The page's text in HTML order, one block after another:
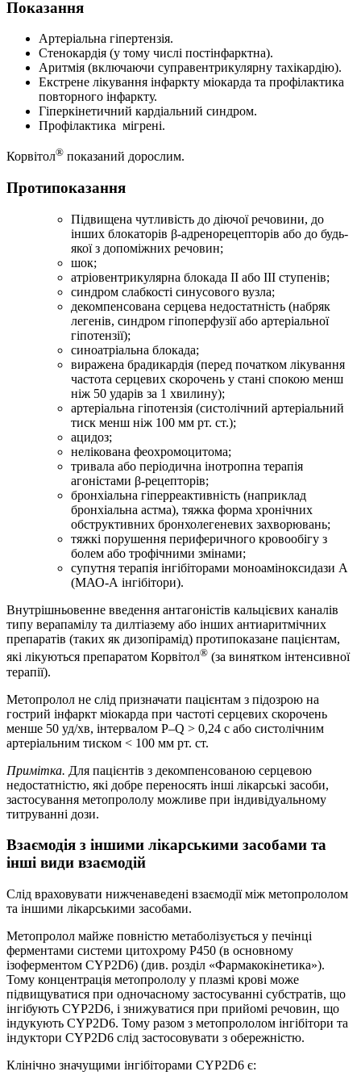
Показання
Артеріальна гіпертензія.
Стенокардія (у тому числі постінфарктна).
Аритмія (включаючи суправентрикулярну тахікардію).
Екстрене лікування інфаркту міокарда та профілактика
повторного інфаркту.
Гіперкінетичний кардіальний синдром.
Профілактика мігрені.
Корвітол® показаний дорослим.
Протипоказання
Підвищена чутливість до діючої речовини, до
інших блокаторів β-адренорецепторів або до будь-
якої з допоміжних речовин;
шок;
атріовентрикулярна блокада II або III ступенів;
синдром слабкості синусового вузла;
декомпенсована серцева недостатність (набряк
легенів, синдром гіпоперфузії або артеріальної
гіпотензії);
синоатріальна блокада;
виражена брадикардія (перед початком лікування
частота серцевих скорочень у стані спокою менш
ніж 50 ударів за 1 хвилину);
артеріальна гіпотензія (систолічний артеріальний
тиск менш ніж 100 мм рт. ст.);
ацидоз;
нелікована феохромоцитома;
тривала або періодична інотропна терапія
агоністами β-рецепторів;
бронхіальна гіперреактивність (наприклад
бронхіальна астма), тяжка форма хронічних
обструктивних бронхолегеневих захворювань;
тяжкі порушення периферичного кровообігу з
болем або трофічними змінами;
супутня терапія інгібіторами моноаміноксидази А
(МАО-А інгібітори).
Внутрішньовенне введення антагоністів кальцієвих каналів
типу верапамілу та дилтіазему або інших антиаритмічних
препаратів (таких як дизопірамід) протипоказане пацієнтам,
які лікуються препаратом Корвітол® (за винятком інтенсивної
терапії).
Метопролол не слід призначати пацієнтам з підозрою на
гострий інфаркт міокарда при частоті серцевих скорочень
менше 50 уд/хв, інтервалом P–Q > 0,24 c або систолічним
артеріальним тиском < 100 мм рт. ст.
Примітка. Для пацієнтів з декомпенсованою серцевою
недостатністю, які добре переносять інші лікарські засоби,
застосування метопрололу можливе при індивідуальному
титруванні дози.
Взаємодія з іншими лікарськими засобами та
інші види взаємодій
Слід враховувати нижченаведені взаємодії між метопрололом
та іншими лікарськими засобами.
Метопролол майже повністю метаболізується у печінці
ферментами системи цитохрому P450 (в основному
ізоферментом CYP2D6) (див. розділ «Фармакокінетика»).
Тому концентрація метопрололу у плазмі крові може
підвищуватися при одночасному застосуванні субстратів, що
інгібують CYP2D6, і знижуватися при прийомі речовин, що
індукують CYP2D6. Тому разом з метопрололом інгібітори та
індуктори CYP2D6 слід застосовувати з обережністю.
Клінічно значущими інгібіторами CYP2D6 є: